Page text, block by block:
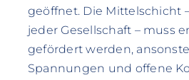
geöffnet. Die Mittelschicht
jeder Gesellschaft – muss
gefördert werden,
Spannungen und offene